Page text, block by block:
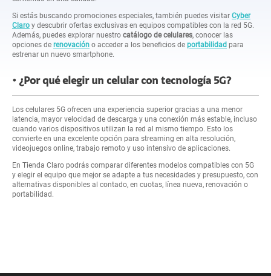
Si estás buscando promociones especiales, también puedes visitar Cyber
Claro y descubrir ofertas exclusivas en equipos compatibles con la red 5G.
Además, puedes explorar nuestro catálogo de celulares, conocer las
opciones de renovación o acceder a los beneficios de portabilidad para
estrenar un nuevo smartphone.
¿Por qué elegir un celular con tecnología 5G?
Los celulares 5G ofrecen una experiencia superior gracias a una menor
latencia, mayor velocidad de descarga y una conexión más estable, incluso
cuando varios dispositivos utilizan la red al mismo tiempo. Esto los
convierte en una excelente opción para streaming en alta resolución,
videojuegos online, trabajo remoto y uso intensivo de aplicaciones.
En Tienda Claro podrás comparar diferentes modelos compatibles con 5G
y elegir el equipo que mejor se adapte a tus necesidades y presupuesto, con
alternativas disponibles al contado, en cuotas, línea nueva, renovación o
portabilidad.